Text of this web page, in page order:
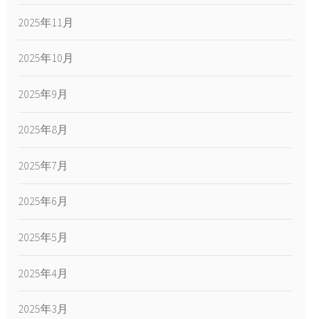
2025年11月
2025年10月
2025年9月
2025年8月
2025年7月
2025年6月
2025年5月
2025年4月
2025年3月